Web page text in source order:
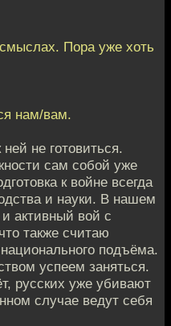
Пора уже хоть
нам/вам.
не готовиться.
сам собой уже
к войне всегда
и науки. В нашем
активный вой с
также считаю
подъёма.
успеем заняться.
русских уже убивают
случае ведут себя